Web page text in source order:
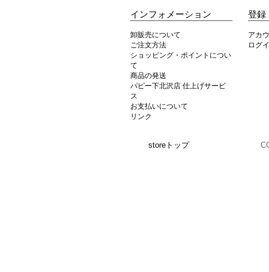
インフォメーション
卸販売について
ご注文方法
ショッピング・ポイントについ
て
商品の発送
パピー下北沢店 仕上げサービ
ス
お支払いについて
リンク
登録
アカ
ログ
storeトップ